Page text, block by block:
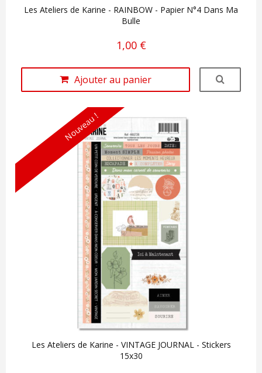
Les Ateliers de Karine - RAINBOW - Papier N°4 Dans Ma
Bulle
1,00 €
Ajouter au panier
Nouveau !
Les Ateliers de Karine - VINTAGE JOURNAL - Stickers
15x30